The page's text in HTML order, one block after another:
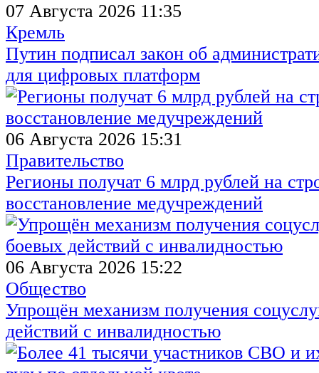
07 Августа 2026 11:35
Кремль
Путин подписал закон об
для цифровых платформ
06 Августа 2026 15:31
Правительство
Регионы получат 6 млрд рублей на
восстановление медучреждений
06 Августа 2026 15:22
Общество
Упрощён механизм получения
действий с инвалидностью